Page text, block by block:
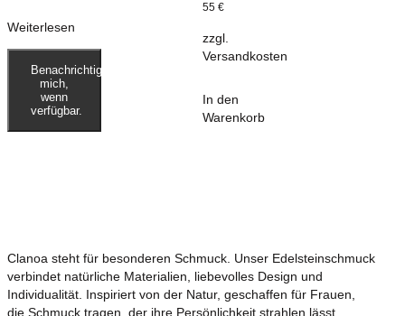
Weiterlesen
Benachrichtige
mich,
wenn
verfügbar.
55 €
zzgl.
Versandkosten
In den
Warenkorb
Clanoa steht für besonderen Schmuck. Unser Edelsteinschmuck
verbindet natürliche Materialien, liebevolles Design und
Individualität. Inspiriert von der Natur, geschaffen für Frauen,
die Schmuck tragen, der ihre Persönlichkeit strahlen lässt.